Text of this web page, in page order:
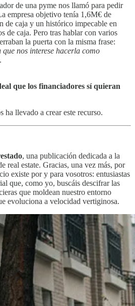
de una pyme nos llamó para pedir
empresa objetivo tenía 1,6M€ de
caja y un histórico impecable en
de caja. Pero tras hablar con varios
la puerta con la misma frase:
nos interese hacerla como
.
que los financiadores sí quieran
ha llevado a crear este recurso.
, una publicación dedicada a la
real estate. Gracias, una vez más, por
existe por y para vosotros: entusiastas
que, como yo, buscáis descifrar las
que moldean nuestro entorno
evoluciona a velocidad vertiginosa.